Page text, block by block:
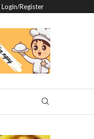
Login/Register